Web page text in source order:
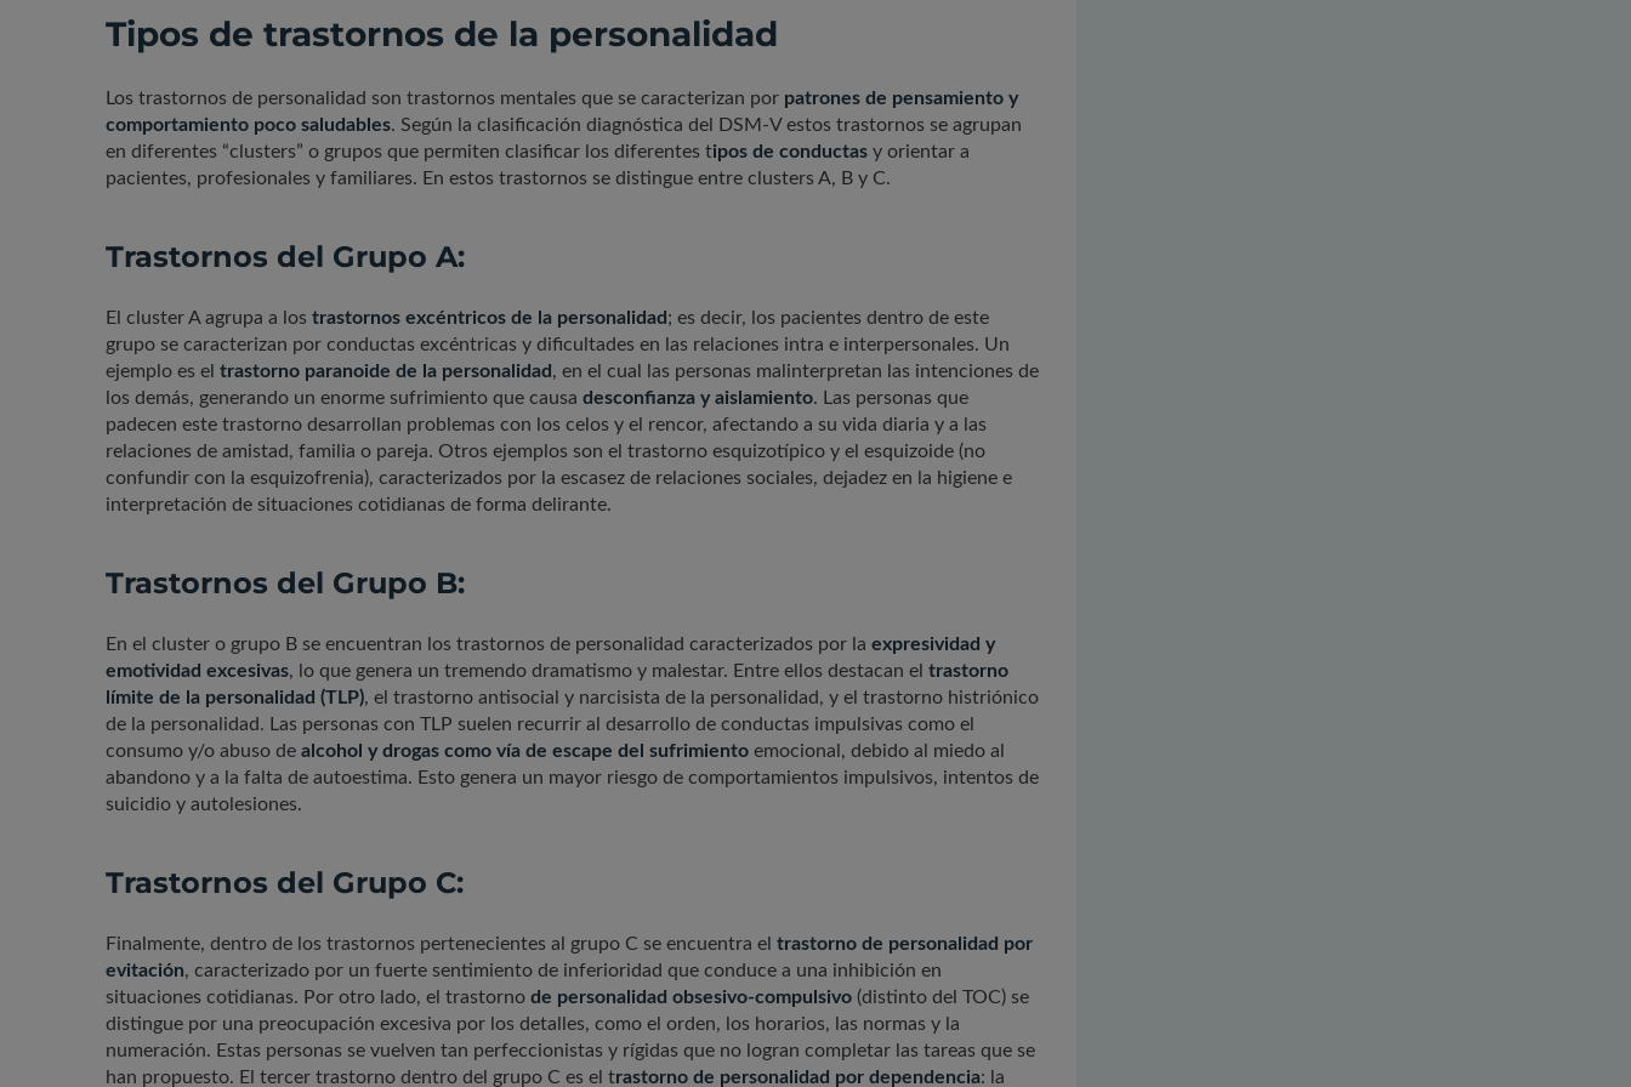
Tipos de trastornos de la personalidad
Los trastornos de personalidad son trastornos mentales que se caracterizan por patrones de pensamiento y
comportamiento poco saludables. Según la clasificación diagnóstica del DSM-V estos trastornos se agrupan
en diferentes “clusters” o grupos que permiten clasificar los diferentes tipos de conductas y orientar a
pacientes, profesionales y familiares. En estos trastornos se distingue entre clusters A, B y C.
Trastornos del Grupo A:
El cluster A agrupa a los trastornos excéntricos de la personalidad ; es decir, los pacientes dentro de este
grupo se caracterizan por conductas excéntricas y dificultades en las relaciones intra e interpersonales. Un
ejemplo es el trastorno paranoide de la personalidad , en el cual las personas malinterpretan las intenciones de
los demás, generando un enorme sufrimiento que causa desconfianza y aislamiento. Las personas que
padecen este trastorno desarrollan problemas con los celos y el rencor, afectando a su vida diaria y a las
relaciones de amistad, familia o pareja. Otros ejemplos son el trastorno esquizotípico y el esquizoide (no
confundir con la esquizofrenia), caracterizados por la escasez de relaciones sociales, dejadez en la higiene e
interpretación de situaciones cotidianas de forma delirante.
Trastornos del Grupo B:
En el cluster o grupo B se encuentran los trastornos de personalidad caracterizados por la expresividad y
emotividad excesivas, lo que genera un tremendo dramatismo y malestar. Entre ellos destacan el trastorno
límite de la personalidad (TLP), el trastorno antisocial y narcisista de la personalidad, y el trastorno histriónico
de la personalidad. Las personas con TLP suelen recurrir al desarrollo de conductas impulsivas como el
consumo y/o abuso de alcohol y drogas como vía de escape del sufrimiento emocional, debido al miedo al
abandono y a la falta de autoestima. Esto genera un mayor riesgo de comportamientos impulsivos, intentos de
suicidio y autolesiones.
Trastornos del Grupo C:
Finalmente, dentro de los trastornos pertenecientes al grupo C se encuentra el trastorno de personalidad por
evitación, caracterizado por un fuerte sentimiento de inferioridad que conduce a una inhibición en
situaciones cotidianas. Por otro lado, el trastorno de personalidad obsesivo-compulsivo (distinto del TOC) se
distingue por una preocupación excesiva por los detalles, como el orden, los horarios, las normas y la
numeración. Estas personas se vuelven tan perfeccionistas y rígidas que no logran completar las tareas que se
han propuesto. El tercer trastorno dentro del grupo C es el trastorno de personalidad por dependencia: la